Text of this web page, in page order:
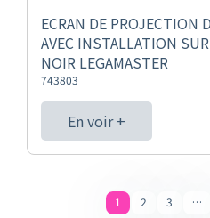
ECRAN DE PROJECTION
AVEC INSTALLATION
NOIR LEGAMASTER
743803
En voir +
1 2 3 …